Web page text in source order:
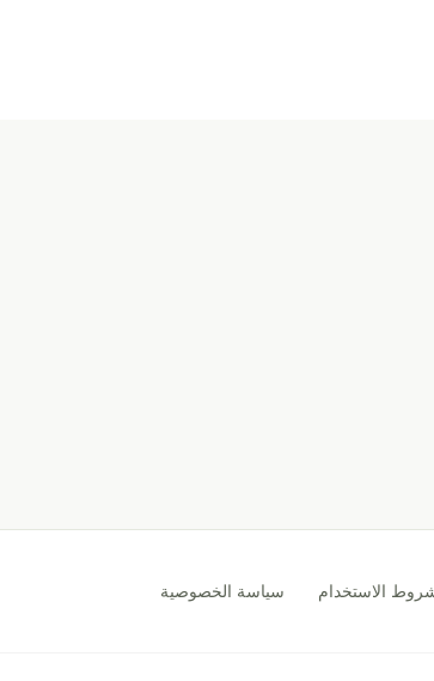
الاستخدام سياسة الخصوصية